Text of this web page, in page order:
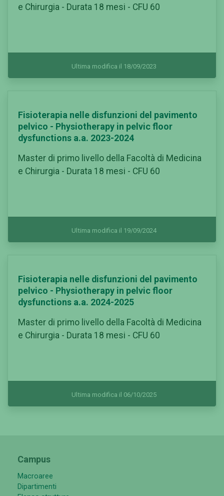
e Chirurgia - Durata 18 mesi - CFU 60
Ultima modifica il 18/09/2023
Fisioterapia nelle disfunzioni del pavimento
pelvico - Physiotherapy in pelvic floor
dysfunctions a.a. 2023-2024
Master di primo livello della Facoltà di Medicina
e Chirurgia - Durata 18 mesi - CFU 60
Ultima modifica il 19/09/2024
Fisioterapia nelle disfunzioni del pavimento
pelvico - Physiotherapy in pelvic floor
dysfunctions a.a. 2024-2025
Master di primo livello della Facoltà di Medicina
e Chirurgia - Durata 18 mesi - CFU 60
Ultima modifica il 06/10/2025
Campus
Macroaree
Dipartimenti